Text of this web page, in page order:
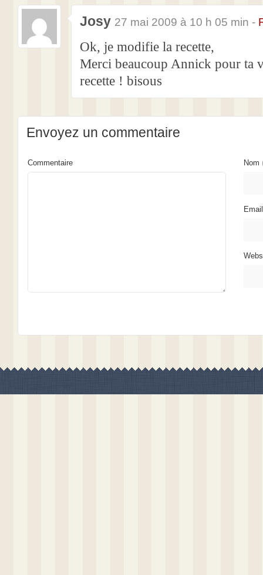
Josy 27 mai 2009 à 10 h 05 min -
Ok, je modifie la recette,
Merci beaucoup Annick pour ta
recette ! bisous
Envoyez un commentaire
Nom
Commentaire